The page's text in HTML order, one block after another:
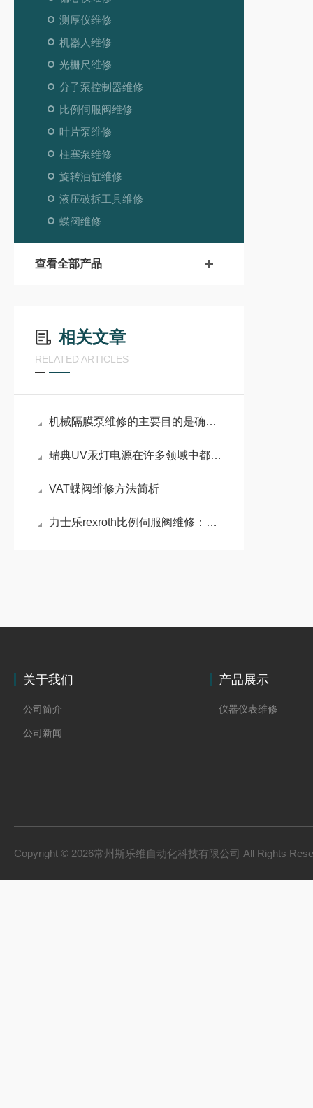
测厚仪维修
机器人维修
光栅尺维修
分子泵控制器维修
比例伺服阀维修
叶片泵维修
柱塞泵维修
旋转油缸维修
液压破拆工具维修
蝶阀维修
查看全部产品
相关文章
RELATED ARTICLES
机械隔膜泵维修的主要目的是确保泵的正常运行和延长其使用寿命
瑞典UV汞灯电源在许多领域中都有广泛的应用
VAT蝶阀维修方法简析
力士乐rexroth比例伺服阀维修：比例伺服阀精准控制的液压利器
关于我们
公司简介
公司新闻
产品展示
仪器仪表维修
Copyright © 2026常州斯乐维自动化科技有限公司 All Rights